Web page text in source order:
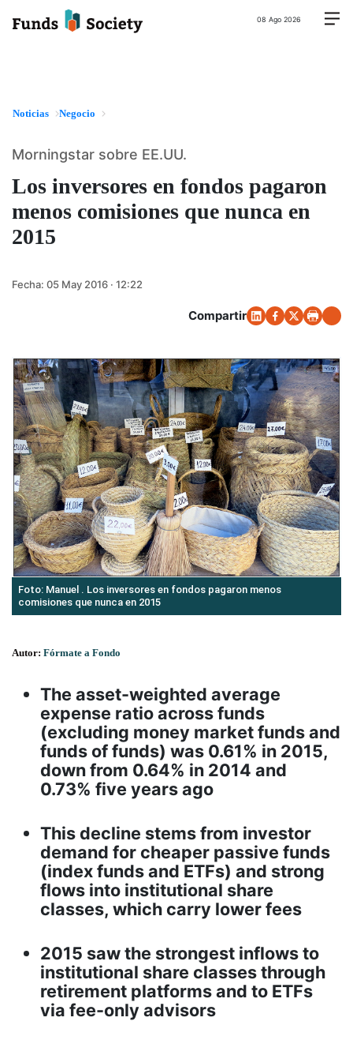
08 Ago 2026
Noticias Negocio
Los inversores en fondos pagaron
menos comisiones que nunca en
2015
Morningstar sobre EE.UU.
Fecha: 05 May 2016 · 12:22
Compartir
Foto: Manuel . Los inversores en fondos pagaron menos
comisiones que nunca en 2015
Autor: Fórmate a Fondo
The asset-weighted average
expense ratio across funds
(excluding money market funds and
funds of funds) was 0.61% in 2015,
down from 0.64% in 2014 and
0.73% five years ago
This decline stems from investor
demand for cheaper passive funds
(index funds and ETFs) and strong
flows into institutional share
classes, which carry lower fees
2015 saw the strongest inflows to
institutional share classes through
retirement platforms and to ETFs
via fee-only advisors